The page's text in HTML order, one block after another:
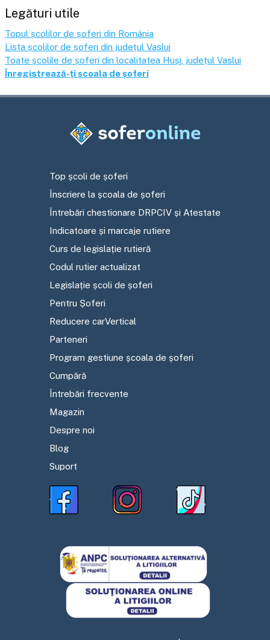
Legături utile
Topul școlilor de șoferi din România
Lista școlilor de șoferi din județul Vaslui
Toate școlile de șoferi din localitatea Huși , județul Vaslui
Înregistrează-ți școala de șoferi
Top școli de șoferi
Înscriere la școala de șoferi
Întrebări chestionare DRPCIV și Atestate
Indicatoare și marcaje rutiere
Curs de legislație rutieră
Codul rutier actualizat
Legislație școli de șoferi
Pentru Șoferi
Reducere carVertical
Parteneri
Program gestiune școala de șoferi
Cumpără
Întrebări frecvente
Magazin
Despre noi
Blog
Suport